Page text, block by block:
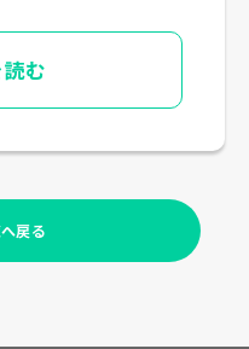
は出やすいです（公開情報
む
戻る